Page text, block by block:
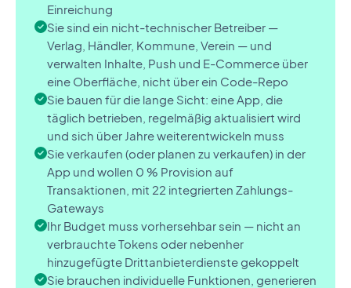
Einreichung
Sie sind ein nicht-technischer Betreiber —
Verlag, Händler, Kommune, Verein — und
verwalten Inhalte, Push und E-Commerce über
eine Oberfläche, nicht über ein Code-Repo
Sie bauen für die lange Sicht: eine App, die
täglich betrieben, regelmäßig aktualisiert wird
und sich über Jahre weiterentwickeln muss
Sie verkaufen (oder planen zu verkaufen) in der
App und wollen 0 % Provision auf
Transaktionen, mit 22 integrierten Zahlungs-
Gateways
Ihr Budget muss vorhersehbar sein — nicht an
verbrauchte Tokens oder nebenher
hinzugefügte Drittanbieterdienste gekoppelt
Sie brauchen individuelle Funktionen, generieren